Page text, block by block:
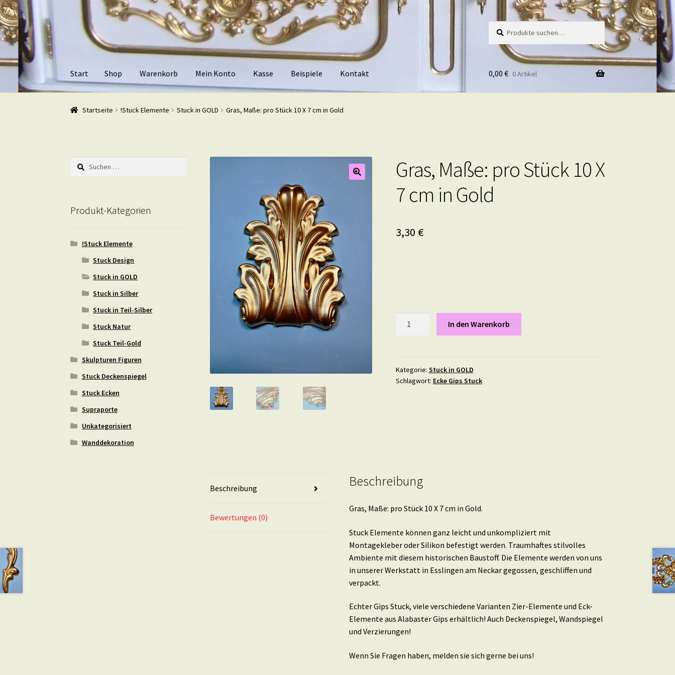
Zur
Navigation
springen
Zum
Inhalt
springen
nach:
Start Shop Warenkorb Mein Konto Kasse Beispiele Kontakt
Start ShopWarenkorb Mein Konto Kasse Beispiele Kontakt
0,00 € 0 Artikel
Startseite !Stuck Elemente Stuck in GOLD Gras, Maße: pro Stück 10 X 7 cm in Gold
Gras, Maße: pro Stück 10 X
7 cm in Gold
3,30 €
10
X
In den Warenkorb
Kategorie: Stuck in GOLD
Schlagwort: Ecke Gips Stuck
Beschreibung
Bewertungen (0)
Beschreibung
Gras, Maße: pro Stück 10 X 7 cm in Gold.
Stuck Elemente können ganz leicht und unkompliziert mit
Montagekleber oder Silikon befestigt werden. Traumhaftes stilvolles
Ambiente mit diesem historischen Baustoff. Die Elemente werden von uns
in unserer Werkstatt in Esslingen am Neckar gegossen, geschliffen und
verpackt.
Echter Gips Stuck, viele verschiedene Varianten Zier-Elemente und Eck-
Elemente aus Alabaster Gips erhältlich! Auch Deckenspiegel, Wandspiegel
und Verzierungen!
Wenn Sie Fragen haben, melden sie sich gerne bei uns!
Suchen
nach:
Produkt-Kategorien
!Stuck Elemente
Stuck Design
Stuck in GOLD
Stuck in Silber
Stuck in Teil-Silber
Stuck Natur
Stuck Teil-Gold
Skulpturen Figuren
Stuck Deckenspiegel
Stuck Ecken
Supraporte
Unkategorisiert
Wanddekoration